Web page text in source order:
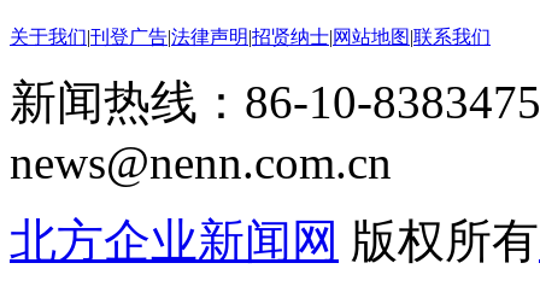
关于我们|刊登广告|法律声明|招贤纳士|网站地图|联系我们
新闻热线：86-10-
news@nenn.com.cn
北方企业新闻网 版权所有